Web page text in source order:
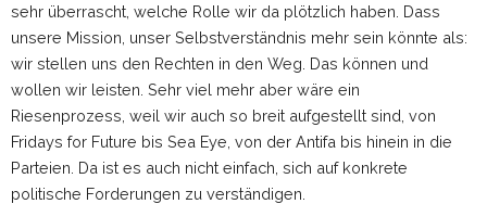
sehr überrascht, welche Rolle wir da plötzlich haben. Dass
unsere Mission, unser Selbstverständnis mehr sein könnte als:
wir stellen uns den Rechten in den Weg. Das können und
wollen wir leisten. Sehr viel mehr aber wäre ein
Riesenprozess, weil wir auch so breit aufgestellt sind, von
Fridays for Future bis Sea Eye, von der Antifa bis hinein in die
Parteien. Da ist es auch nicht einfach, sich auf konkrete
politische Forderungen zu verständigen.